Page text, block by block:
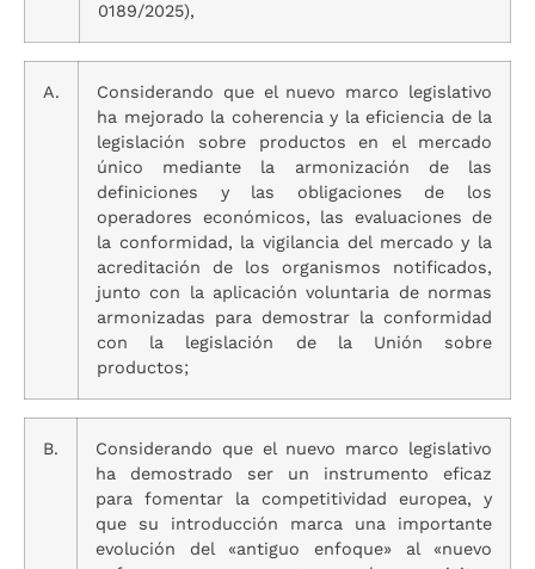
0189/2025),
A.
Considerando que el nuevo marco legislativo
ha mejorado la coherencia y la eficiencia de la
legislación sobre productos en el mercado
único mediante la armonización de las
definiciones y las obligaciones de los
operadores económicos, las evaluaciones de
la conformidad, la vigilancia del mercado y la
acreditación de los organismos notificados,
junto con la aplicación voluntaria de normas
armonizadas para demostrar la conformidad
con la legislación de la Unión sobre
productos;
B.
Considerando que el nuevo marco legislativo
ha demostrado ser un instrumento eficaz
para fomentar la competitividad europea, y
que su introducción marca una importante
evolución del «antiguo enfoque» al «nuevo